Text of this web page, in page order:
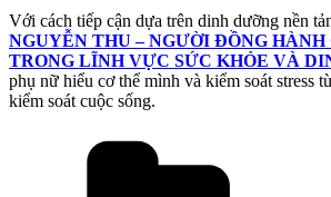
Với cách tiếp cận dựa trên dinh dưỡng nền
NGUYỄN THU – NGƯỜI ĐỒNG HÀNH
TRONG LĨNH VỰC SỨC KHỎE VÀ
phụ nữ hiểu cơ thể mình và kiểm soát stress
kiểm soát cuộc sống.